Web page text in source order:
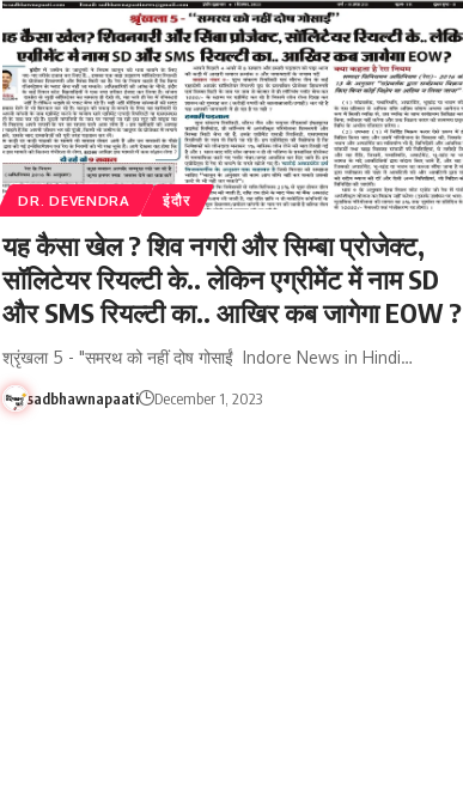
DR. DEVENDRA इंदौर
यह कैसा खेल ? शिव नगरी और सिम्बा प्रोजेक्ट,
सॉलिटेयर रियल्टी के.. लेकिन एग्रीमेंट में नाम SD
और SMS रियल्टी का.. आखिर कब जागेगा EOW ?
श्रृंखला 5 - "समरथ को नहीं दोष गोसाईं Indore News in Hindi…
sadbhawnapaati December 1, 2023